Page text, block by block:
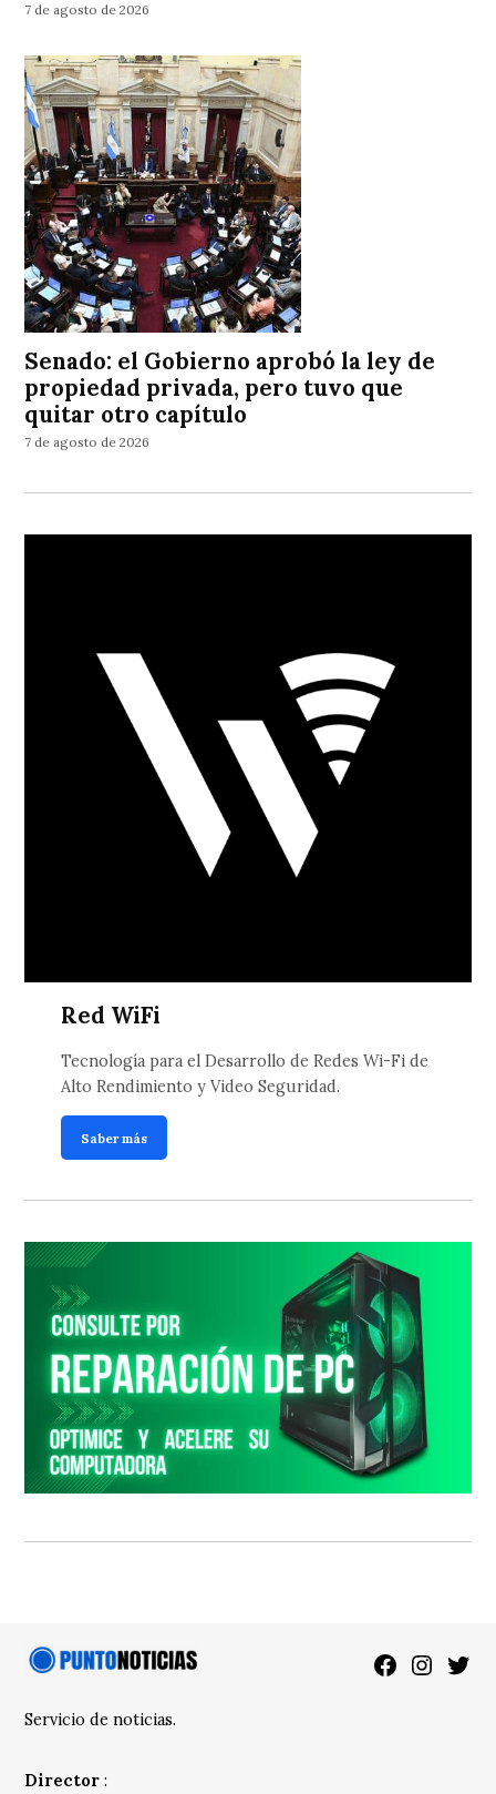
7 de agosto de 2026
Senado: el Gobierno aprobó la ley de
propiedad privada, pero tuvo que
quitar otro capítulo
7 de agosto de 2026
Red WiFi
Tecnología para el Desarrollo de Redes Wi-Fi de
Alto Rendimiento y Video Seguridad.
Saber más
Facebook
Servicio de noticias.
Director :